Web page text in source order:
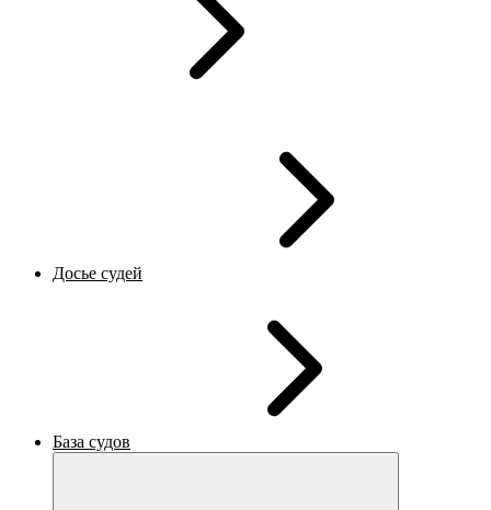
Досье судей
База судов